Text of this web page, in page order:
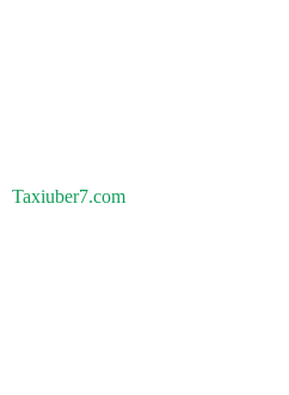
Taxiuber7.com